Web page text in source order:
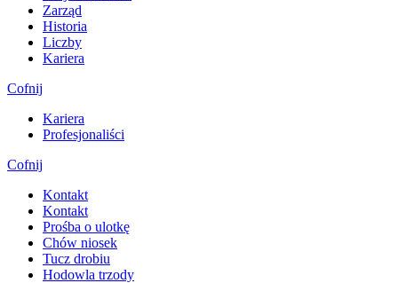
Zarząd
Historia
Liczby
Kariera
Cofnij
Kariera
Profesjonaliści
Cofnij
Kontakt
Kontakt
Prośba o ulotkę
Chów niosek
Tucz drobiu
Hodowla trzody